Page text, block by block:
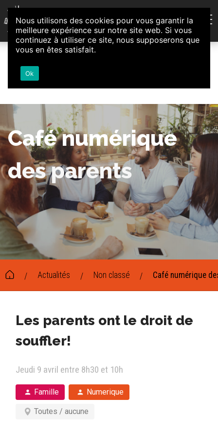
Aller au contenu
Association d'Animation et d'Initiatives Citoyennes
Loire-Authion
Café numérique
des parents
/ Actualités / Non classé / Café numérique
Les parents ont le droit de
souffler!
Jeudi 9 avril entre 8h30 et 10h
Famille Numerique
Toutes / aucune
Nous utilisons des cookies pour vous garantir la
meilleure expérience sur notre site web. Si vous
continuez à utiliser ce site, nous supposerons que
vous en êtes satisfait.
Ok